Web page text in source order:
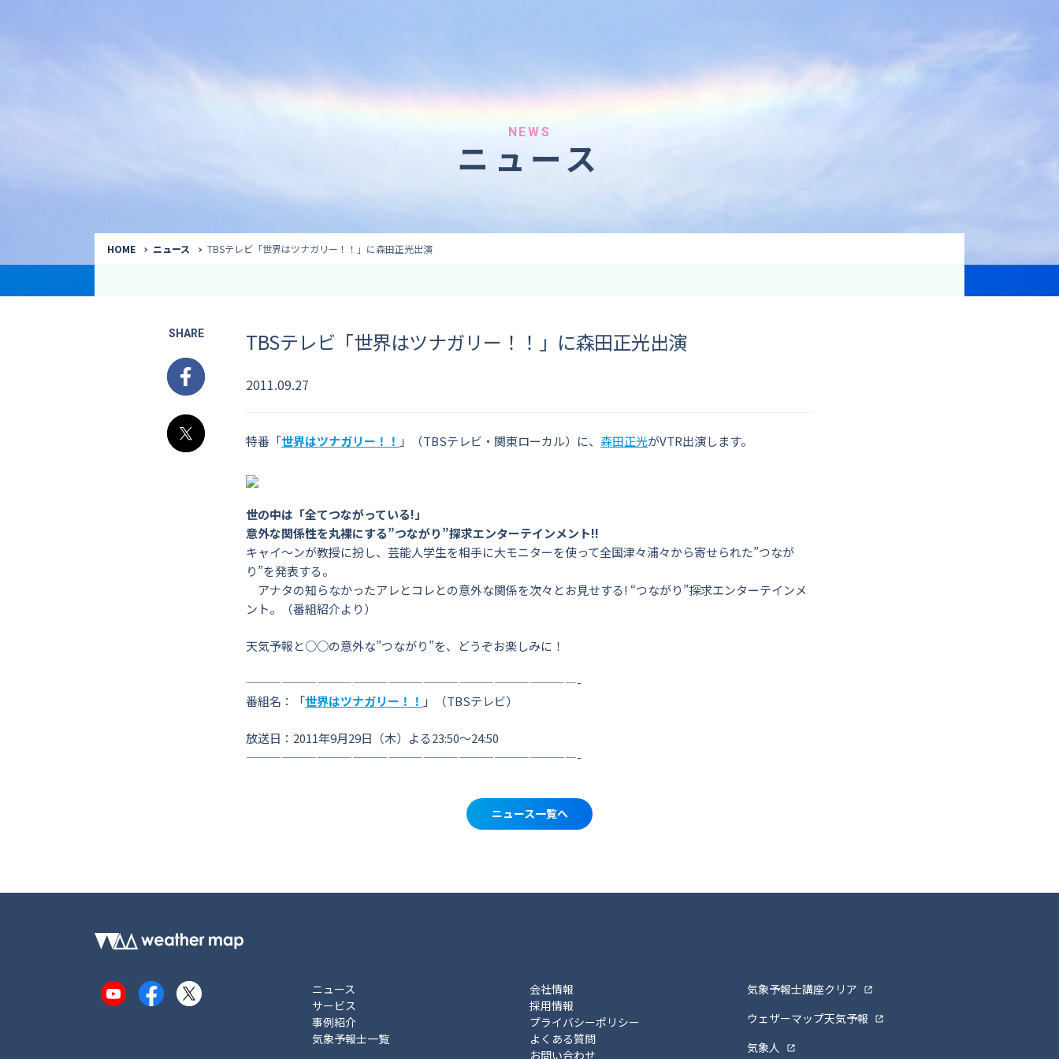
番組サポート / 予報原稿作成
コンテンツ提供
その他の情報提供
気象予報士講座について
NEWS
ニュース
HOME ニュース TBSテレビ「世界はツナガリー！！」に森田正光出演
SHARE
Facebook
X
TBSテレビ「世界はツナガリー！！」に森田正光出演
2011.09.27
特番「世界はツナガリー！！ 」（TBSテレビ・関東ローカル）に、 森田正光がVTR出演します。
世の中は「全てつながっている!」
意外な関係性を丸裸にする”つながり”探求エンターテインメント!!
キャイ～ンが教授に扮し、芸能人学生を相手に大モニターを使って全国津々浦々から寄せられた”つなが
り”を発表する。
アナタの知らなかったアレとコレとの意外な関係を次々とお見せする! “つながり”探求エンターテインメ
ント。（番組紹介より）
天気予報と○○の意外な”つながり”を、どうぞお楽しみに！
————————————————————————————-
番組名：「世界はツナガリー！！ 」（TBSテレビ）
放送日：2011年9月29日（木）よる23:50〜24:50
————————————————————————————-
ニュース一覧へ
YouTubeFacebook
X
ニュース
サービス
事例紹介
気象予報士一覧
会社情報
採用情報
プライバシーポリシー
よくある質問
お問い合わせ
気象予報士講座クリア
ウェザーマップ天気予報
気象人